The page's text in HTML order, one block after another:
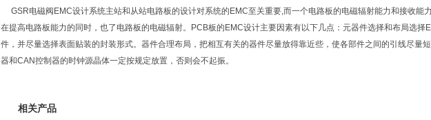
GSR电磁阀EMC设计系统主站和从站电路板的设计对系统的EMC至关重要,而一个电路板的电磁辐射能力和接收能力
在提高电路板能力的同时，也了电路板的电磁辐射。PCB板的EMC设计主要因素有以下几点：元器件选择和布局选择
件，并尽量选择表面贴装的封装形式。器件合理布局，把相互有关的器件尽量放得靠近些，使各部件之间的引线尽量
器和CAN控制器的时钟源晶体一定按规定放置，否则会不起振。
相关产品